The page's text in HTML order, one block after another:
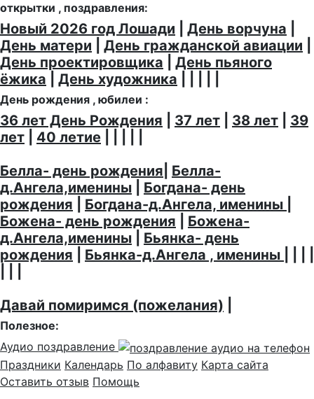
открытки , поздравления:
Новый 2026 год Лошади День ворчуна
День матери
День гражданской авиации
День проектировщика
День пьяного
ёжика
День художника
День рождения , юбилеи :
36 лет День Рождения 37 лет 38 лет
39
лет
40 летие
Белла- день рождения Белла-
д.Ангела,именины
Богдана- день
рождения
Богдана-д.Ангела, именины
Божена- день рождения
Божена-
д.Ангела,именины
Бьянка- день
рождения
Бьянка-д.Ангела , именины
Давай помиримся (пожелания)
Полезное:
Аудио поздравление
Праздники Календарь По алфавиту Карта сайта
Оставить отзыв Помощь